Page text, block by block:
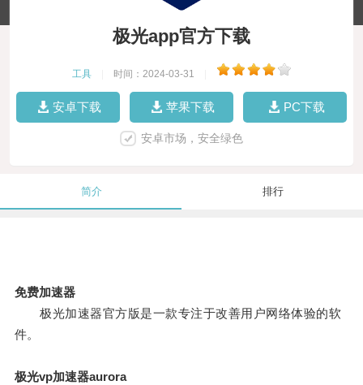
极光app官方下载
工具 时间：2024-03-31
安卓下载 苹果下载 PC下载
安卓市场，安全绿色
简介 排行
免费加速器
极光加速器官方版是一款专注于改善用户网络体验的软
件。
极光vp加速器aurora